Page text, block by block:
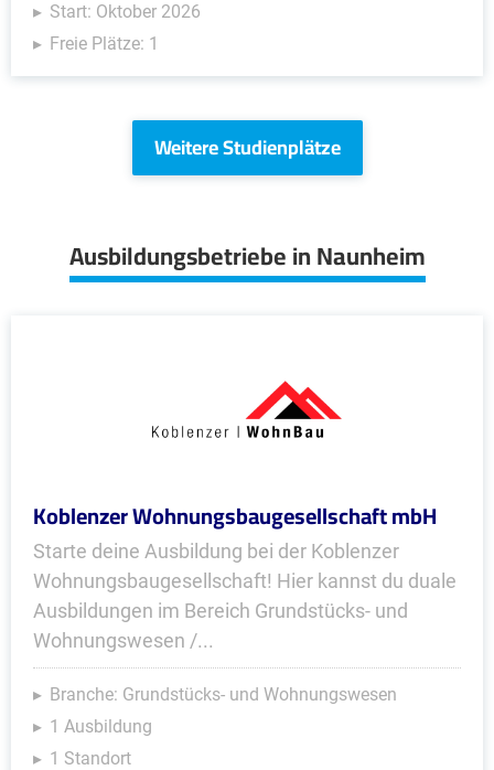
Start: Oktober 2026
Freie Plätze: 1
Weitere Studienplätze
Ausbildungsbetriebe in Naunheim
Koblenzer Wohnungsbaugesellschaft mbH
Starte deine Ausbildung bei der Koblenzer
Wohnungsbaugesellschaft! Hier kannst du duale
Ausbildungen im Bereich Grundstücks- und
Wohnungswesen /...
Branche: Grundstücks- und Wohnungswesen
1 Ausbildung
1 Standort